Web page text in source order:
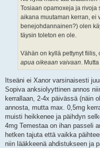
Tosiaan opamoxeja ja rivoja
aikana muutaman kerran, ei
benejohdannainen?) olen
täysin toleton en ole.
Vähän on kyllä pettynyt fiilis,
apua oikeaan vaivaan .
Itseäni ei Xanor varsinaisesti
Sopiva anksiolyyttinen annos
kerrallaan, 2-4x päivässä (näin
annosta, mutta max. 0,5mg
muisti heikkenee ja päihdyn
4mg Temestaa on ihan passeli
hetken tajuta että vaikka
niin lääkkeenä ahdistukseen ja